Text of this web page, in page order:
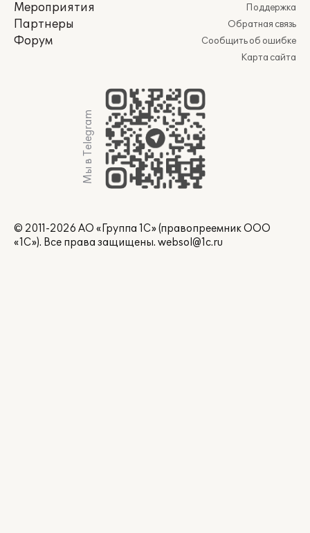
Мероприятия
Партнеры
Форум
Поддержка
Обратная связь
Сообщить об ошибке
Карта сайта
Мы в Telegram
© 2011-2026 АО «Группа 1С» (правопреемник ООО
«1С»). Все права защищены. websol@1c.ru